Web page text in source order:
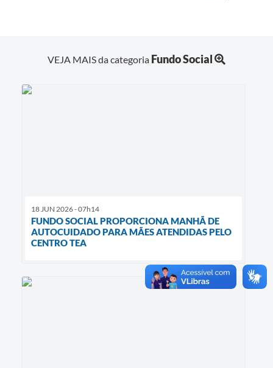
VEJA MAIS da categoria Fundo Social
18 JUN 2026 - 07h14
FUNDO SOCIAL PROPORCIONA MANHÃ DE
AUTOCUIDADO PARA MÃES ATENDIDAS PELO
CENTRO TEA